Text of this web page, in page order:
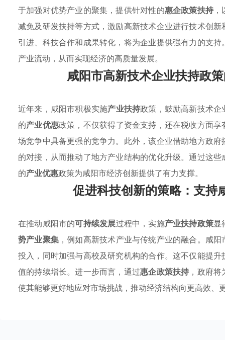
于加强对优势产业的聚集，提供针对性的惠企政策扶持
减免及研发扶持等方式，激励高新技术企业进行技术创
引进、科技合作和成果转化，将为企业提供强有力的支
产业流动，从而实现经济的高质量发展。
咸阳市高新技术企业扶持政
近年来，咸阳市积极实施产业扶持政策，鼓励高新技术
的产业优惠政策，不仅获得了资金支持，还在税收方面
场竞争中具备更强的竞争力。此外，该企业借助地方政
的对接，从而推动了地方产业结构的优化升级。通过这
的产业优惠政策为咸阳市经济创新提供了有力支撑。
促进科技创新的策略：支持
在推动咸阳市的可持续发展过程中，实施产业扶持政策显
势产业聚集 ，例如高新技术产业与传统产业的融合。咸
投入，同时加强与高校及研究机构的合作。这不仅能提
值的持续增长。进一步而言，通过惠企政策扶持 ，政府
使其能够更好地应对市场挑战，推动经济结构向更高效、